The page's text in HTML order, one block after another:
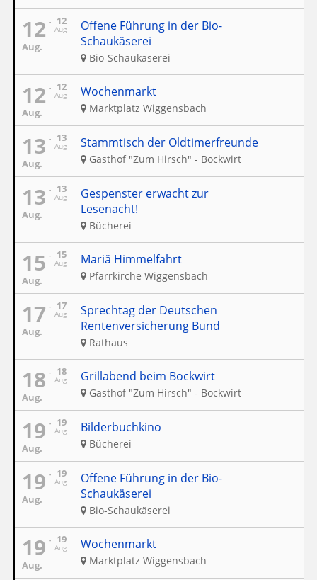
12
Aug
12
Aug.
Offene Führung in der Bio-
Schaukäserei
Bio-Schaukäserei
12
Aug
12
Aug.
Wochenmarkt
Marktplatz Wiggensbach
13
Aug
13
Aug.
Stammtisch der Oldtimerfreunde
Gasthof "Zum Hirsch" - Bockwirt
13
Aug
13
Aug.
Gespenster erwacht zur
Lesenacht!
Bücherei
15
Aug
15
Aug.
Mariä Himmelfahrt
Pfarrkirche Wiggensbach
17
Aug
17
Aug.
Sprechtag der Deutschen
Rentenversicherung Bund
Rathaus
18
Aug
18
Aug.
Grillabend beim Bockwirt
Gasthof "Zum Hirsch" - Bockwirt
19
Aug
19
Aug.
Bilderbuchkino
Bücherei
19
Aug
19
Aug.
Offene Führung in der Bio-
Schaukäserei
Bio-Schaukäserei
19
Aug
19
Aug.
Wochenmarkt
Marktplatz Wiggensbach